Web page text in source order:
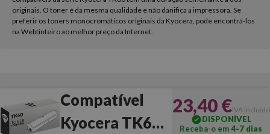
originais. O toner é da mesma qualidade e não danifica a impressora. Se
preferir os toners monocromáticos originais da Kyocera, pode encontrá-los
na Webtinteiro ao melhor preço da Internet.
Compatível
Kyocera TK60
23,40 €IVA incluído
DISPONÍVEL
Receba-o em4-7 dias